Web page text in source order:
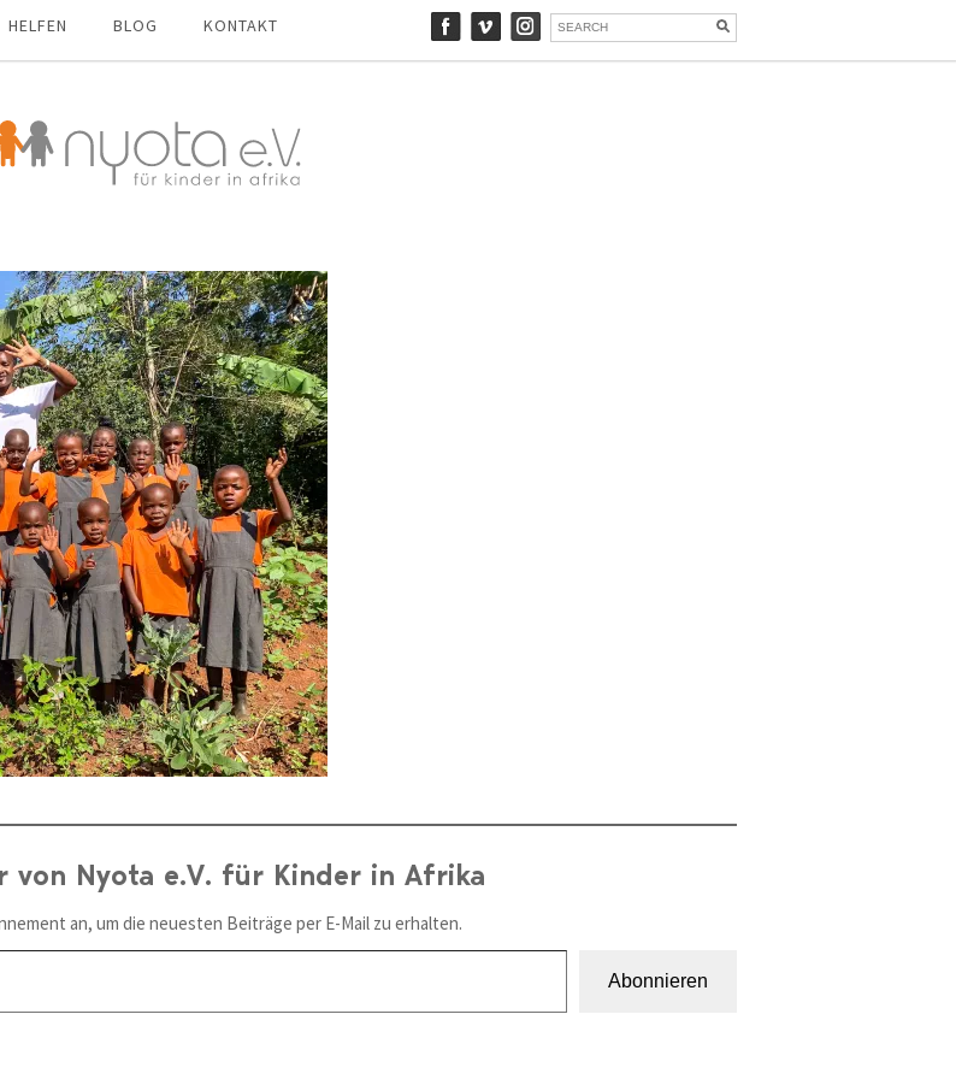
HELFEN BLOG KONTAKT
von Nyota e.V. für Kinder in Afrika
an, um die neuesten Beiträge per E-Mail zu erhalten.
Abonnieren